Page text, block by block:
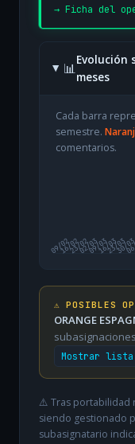
→ Ficha del
📊
Evolución
meses
Cada barra
semestre.
comentarios.
09/02
16/0223/0202/0309/0316/0323/03
30/
⚠️ POSIBLES
ORANGE
Mostrar lista
⚠️ Tras portabilidad
siendo gestionado
subasignatario